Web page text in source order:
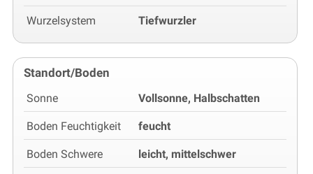
Wurzelsystem Tiefwurzler
Standort/Boden
Sonne Vollsonne, Halbschatten
Boden Feuchtigkeit feucht
Boden Schwere leicht, mittelschwer